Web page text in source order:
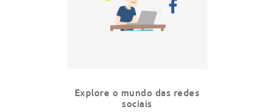
Explore o mundo das redes
sociais